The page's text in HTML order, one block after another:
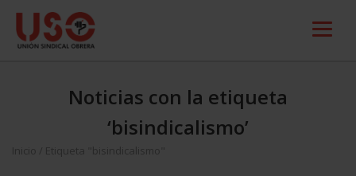
Noticias con la etiqueta
‘bisindicalismo’
Inicio Etiqueta "bisindicalismo"